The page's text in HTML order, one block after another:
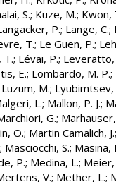
S.; Kuze, M.; Kwon,
P.; Lange, C.;
T.; Le Guen, P.;
T.; Lévai, P.; Leveratto,
E.; Lombardo, M. P.;
Luzum, M.; Lyubimtsev,
L.; Mallon, P. J.;
G.;
O.; Martin Camalich, J.
; Masciocchi, S.; Masina,
P.; Medina, L.; Meier,
V.; Mether, L.;